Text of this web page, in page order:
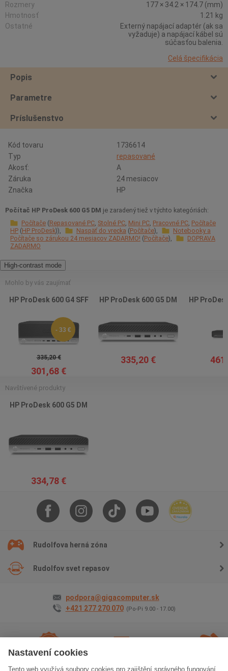
Nastavení cookies
Tento web využívá soubory cookies pro zajištění správného fungování
Rozmery
177 × 34.2 × 174.7 (mm)
Hmotnosť
1.21 kg
Ostatné
Externý napájací adaptér (ak sa
vyžaduje) a napájací kábel sú
súčasťou balenia.
Celá špecifikácia
Popis
Parametre
Príslušenstvo
Kód tovaru
1736614
Typ
repasované
Akosť:
A
Záruka
24 mesiacov
Značka
HP
Počítač HP ProDesk 600 G5 DM je zaradený tiež v týchto kategóriách:
Počítače Repasované PC Stolné PC Mini PC Pracovné PC Počítače
HP HP ProDesk Naspäť do vrecka Počítače
Notebooky a
Počítače so zárukou 24 mesiacov ZADARMO! Počítače
DOPRAVA
ZADARMO
High-contrast mode
Mohlo by vás zaujímať
HP ProDesk 600 G4 SFF
- 33 €
335,20 €
301,68 €
HP ProDesk 600 G5 DM
335,20 €
HP
Navštívené produkty
HP ProDesk 600 G5 DM
334,78 €
Rudolfova herná zóna
Rudolfov svet repasov
podpora@gigacomputer.sk
+421 277 270 070 (Po-Pi 9.00 - 17.00)